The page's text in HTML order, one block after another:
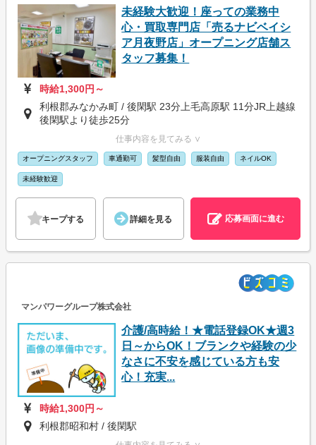
未経験大歓迎！座っての業務中
心・買取専門店「売るナビベイシ
ア月夜野店」オープニング店舗ス
タッフ募集！
時給1,300円～
利根郡みなかみ町 / 後閑駅 23分上毛高原駅 11分JR上越線
後閑駅より徒歩25分
仕事内容を見てみる ∨
オープニングスタッフ 車通勤可 髪型自由 服装自由 ネイルOK
未経験歓迎
キープする 詳細を見る 応募画面に進む
マンパワーグループ株式会社
介護/高時給！★電話登録OK★週3
日～からOK！ブランクや経験の少
なさに不安を感じている方も安
心！充実...
時給1,300円～
利根郡昭和村 / 後閑駅